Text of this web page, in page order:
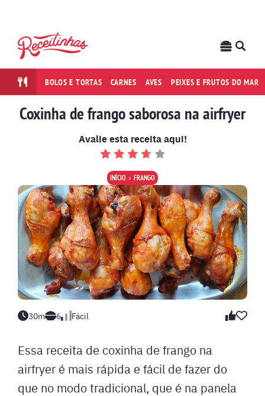
BOLOS E TORTAS CARNES AVES PEIXES E FRUTOS DO MAR
Coxinha de frango saborosa na airfryer
Avalie esta receita aqui!
INÍCIO FRANGO
30m 6 Fácil
Essa receita de coxinha de frango na
airfryer é mais rápida e fácil de fazer do
que no modo tradicional, que é na panela